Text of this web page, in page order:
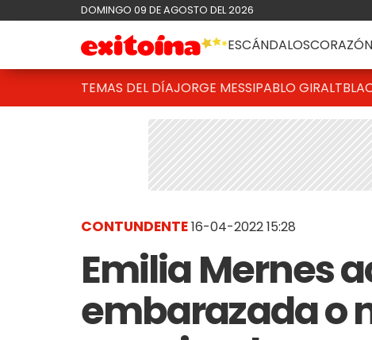
DOMINGO 09 DE AGOSTO DEL 2026
ESCÁNDALOSCORAZÓN
TEMAS DEL DÍAJORGE MESSIPABLO GIRALT
CONTUNDENTE16-04-2022 15:28
Emilia Mernes
embarazada o